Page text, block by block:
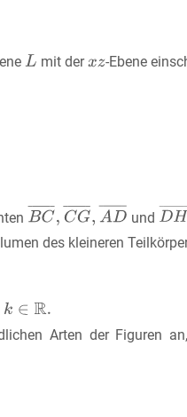
mit der
-Ebene
und
des kleineren
Arten der Figuren